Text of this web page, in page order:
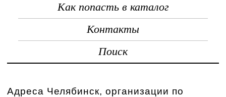
Как попасть в каталог
Контакты
Поиск
Адреса Челябинск, организации по